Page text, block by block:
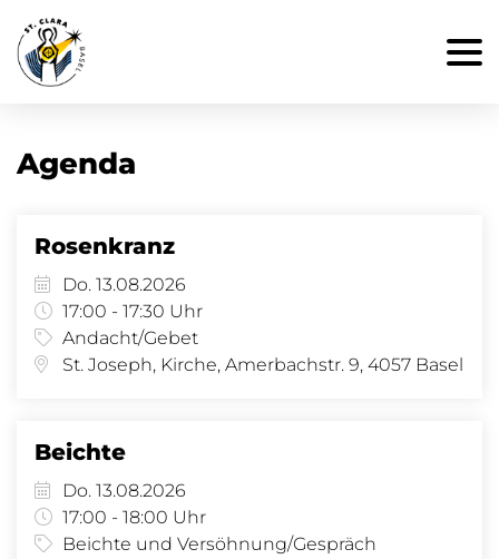
Agenda
Rosenkranz
Do. 13.08.2026
17:00 - 17:30 Uhr
Andacht/Gebet
St. Joseph, Kirche, Amerbachstr. 9, 4057 Basel
Beichte
Do. 13.08.2026
17:00 - 18:00 Uhr
Beichte und Versöhnung/Gespräch